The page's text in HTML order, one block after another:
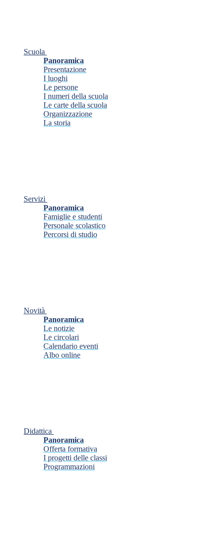
Scuola
Panoramica
Presentazione
I luoghi
Le persone
I numeri della scuola
Le carte della scuola
Organizzazione
La storia
Servizi
Panoramica
Famiglie e studenti
Personale scolastico
Percorsi di studio
Novità
Panoramica
Le notizie
Le circolari
Calendario eventi
Albo online
Didattica
Panoramica
Offerta formativa
I progetti delle classi
Programmazioni